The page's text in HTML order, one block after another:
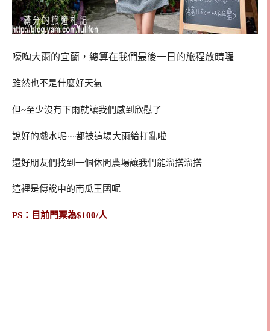
嚎啕大雨的宜蘭，總算在我們最後一日的旅程放晴囉
雖然也不是什麼好天氣
但~至少沒有下雨就讓我們感到欣慰了
說好的戲水呢~~都被這場大雨給打亂啦
還好朋友們找到一個休閒農場讓我們能溜搭溜搭
這裡是傳說中的南瓜王國呢
PS：目前門票為$100/人